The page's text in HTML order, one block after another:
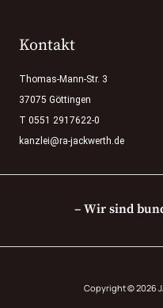
Kontakt
Thomas-Mann-Str. 3
37075 Göttingen
T 0551 2917622-0
kanzlei@ra-jackwerth.de
– Wir sind
Copyright © 2026